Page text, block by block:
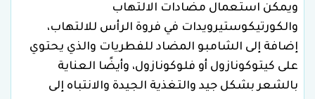
ويمكن استعمال مضادات الالتهاب
والكورتيكوستيرويدات في فروة الرأس للالتهاب،
إضافة إلى الشامبو المضاد للفطريات والذي يحتوي
على كيتوكونازول أو فلوكونازول، وأيضًا العناية
بالشعر بشكل جيد والتغذية الجيدة والانتباه إلى